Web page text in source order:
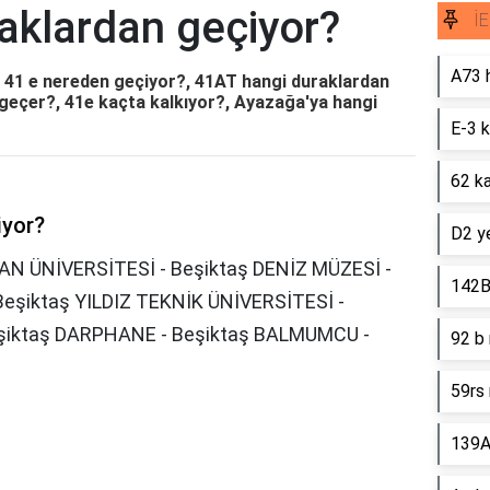
geçiyor?
e nereden geçiyor?, 41AT hangi duraklardan
41e kaçta kalkıyor?, Ayazağa'ya hangi
ÜNİVERSİTESİ - Beşiktaş DENİZ MÜZESİ -
YILDIZ TEKNİK ÜNİVERSİTESİ -
DARPHANE - Beşiktaş BALMUMCU -
A73
E-3
62
D2
92 b
59rs